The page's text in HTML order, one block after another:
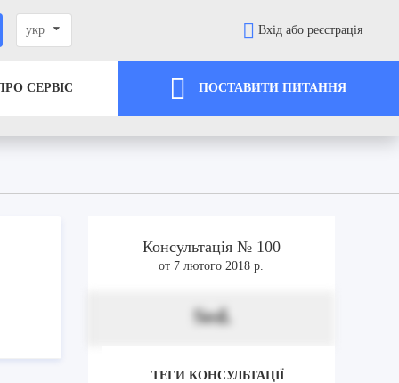
укр Вхід або реєстрація
СЕРВІС ПОСТАВИТИ ПИТАННЯ
Консультація № 100
от 7 лютого 2018 р.
Sed.
ТЕГИ КОНСУЛЬТАЦІЇ